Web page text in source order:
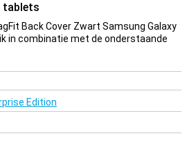
jouw leven een stuk eenvoudiger.
aan MagSafe-opladers en
volledig. Dit is niet alleen handig,
houdt jouw telefoon stevig op
en functionaliteit in één hoes.
tablets
Back Cover Zwart Samsung Galaxy
in combinatie met de onderstaande
Edition